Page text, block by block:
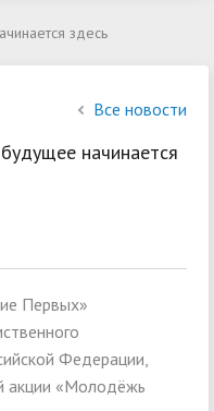
здесь
Все новости
начинается
Первых»
Федерации,
акции «Молодёжь